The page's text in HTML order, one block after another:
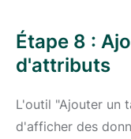
Étape 8 :
d'attributs
L'outil "Ajouter un
d'afficher des